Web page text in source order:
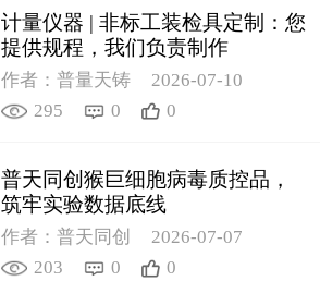
计量仪器 | 非标工装检具定制：您
提供规程，我们负责制作
作者：普量天铸
2026-07-10
295
0 0
普天同创猴巨细胞病毒质控品，
筑牢实验数据底线
作者：普天同创
2026-07-07
203
0 0